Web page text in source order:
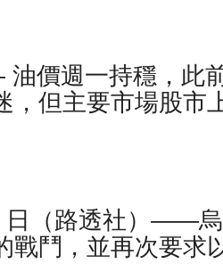
油價週一持穩，此
，但主要市場股市
日（路透社）——
鬥，並再次要求